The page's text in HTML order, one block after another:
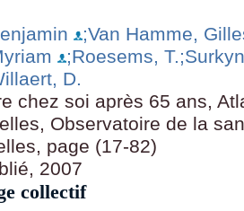
;Van Hamme,
;Roesems, T.
D.
chez soi après 65 ans,
Observatoire de la
page (17-82)
2007
collectif